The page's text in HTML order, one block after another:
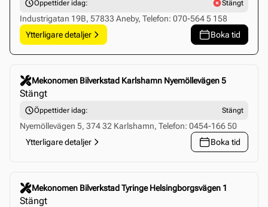
Öppettider idag: Stängt
Industrigatan 19B, 57833 Aneby, Telefon: 070-564 5 158
Ytterligare detaljer
Boka tid
Mekonomen Bilverkstad Karlshamn Nyemöllevägen 5
Stängt
Öppettider idag: Stängt
Nyemöllevägen 5, 374 32 Karlshamn, Telefon: 0454-166 50
Ytterligare detaljer
Boka tid
Click to select this store
Mekonomen Bilverkstad Tyringe Helsingborgsvägen 1
Stängt
Click to select this store